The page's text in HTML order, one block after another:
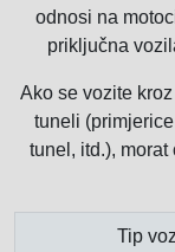
odnosi na
priključna
Ako se vozite
tuneli
tunel, itd.),
Tip